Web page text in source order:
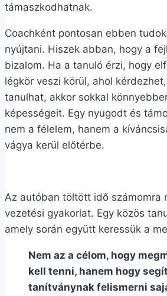
támaszkodhatnak.
Coachként pontosan ebben
nyújtani. Hiszek abban, hogy a
bizalom. Ha a tanuló érzi, hogy
légkör veszi körül, ahol
tanulhat, akkor sokkal
képességeit. Egy nyugodt és
nem a félelem, hanem a
vágya kerül előtérbe.
Az autóban töltött idő számomra
vezetési gyakorlat. Egy közös
amely során együtt keressük a
Nem az a célom, hogy
kell tenni, hanem hogy
tanítványnak felismerni